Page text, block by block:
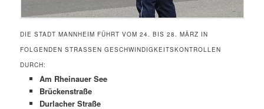
DIE STADT MANNHEIM FÜHRT VOM 24. BIS 28. MÄRZ IN
FOLGENDEN STRASSEN GESCHWINDIGKEITSKONTROLLEN D
URCH:
Am Rheinauer See
Brückenstraße
Durlacher Straße